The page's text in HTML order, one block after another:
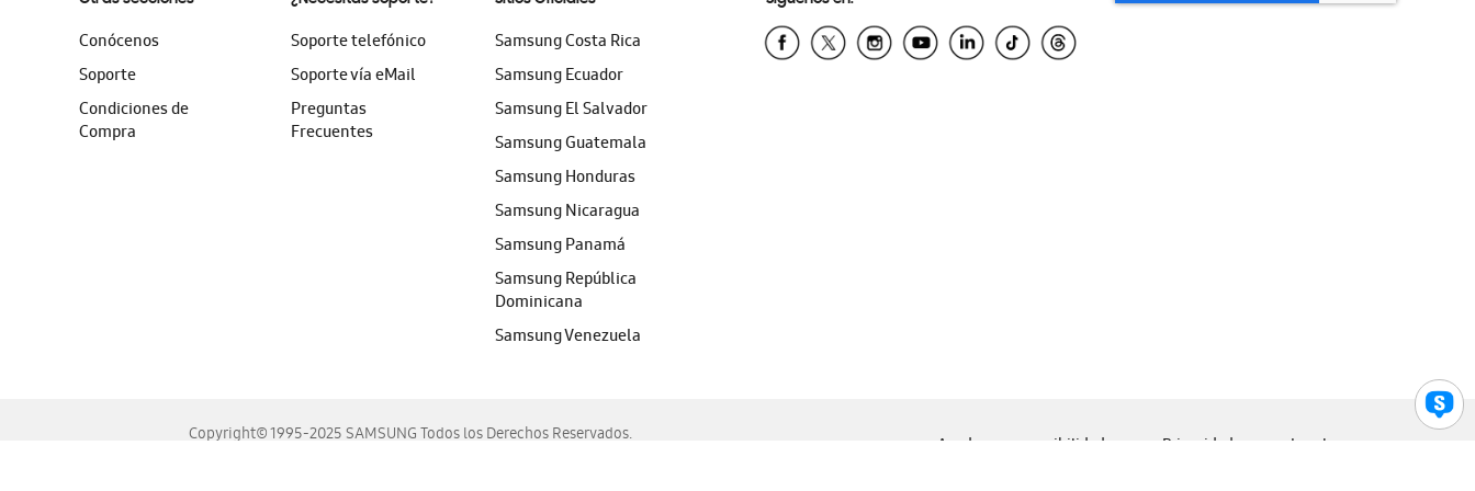
Conócenos
Soporte
Condiciones de
Compra
Soporte telefónico
Soporte vía eMail
Preguntas
Frecuentes
Samsung Costa Rica
Samsung Ecuador
Samsung El Salvador
Samsung Guatemala
Samsung Honduras
Samsung Nicaragua
Samsung Panamá
Samsung República
Dominicana
Samsung Venezuela
Copyright© 1995-2025 SAMSUNG Todos los Derechos Reservados.
Ayuda para accesibilidad Privacidad Legal